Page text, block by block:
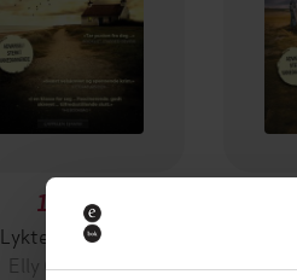
179,-
Lyktemennene
Elly Griffiths